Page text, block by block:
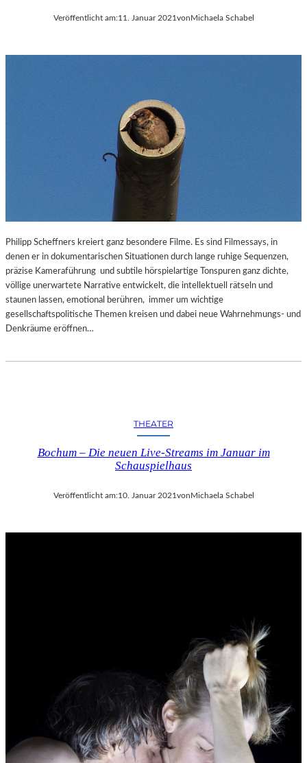
Veröffentlicht am:11. Januar 2021vonMichaela Schabel
Philipp Scheffners kreiert ganz besondere Filme. Es sind Filmessays, in
denen er in dokumentarischen Situationen durch lange ruhige Sequenzen,
präzise Kameraführung und subtile hörspielartige Tonspuren ganz dichte,
völlige unerwartete Narrative entwickelt, die intellektuell rätseln und
staunen lassen, emotional berühren, immer um wichtige
gesellschaftspolitische Themen kreisen und dabei neue Wahrnehmungs- und
Denkräume eröffnen…
THEATER
Bochum – Die neuen Live-Streams im Januar im
Schauspielhaus
Veröffentlicht am:10. Januar 2021 von Michaela Schabel